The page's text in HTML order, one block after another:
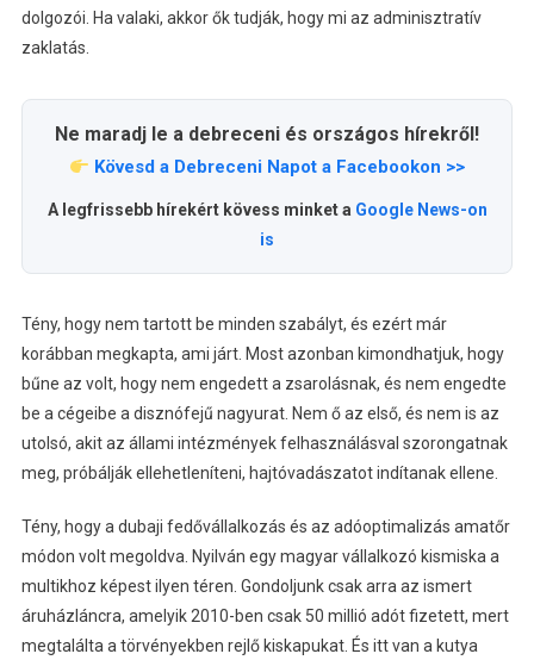
dolgozói. Ha valaki, akkor ők tudják, hogy mi az adminisztratív
zaklatás.
Ne maradj le a debreceni és országos hírekről!
Kövesd a Debreceni Napot a Facebookon >>
A legfrissebb hírekért kövess minket a Google News-on
is
Tény, hogy nem tartott be minden szabályt, és ezért már
korábban megkapta, ami járt. Most azonban kimondhatjuk, hogy
bűne az volt, hogy nem engedett a zsarolásnak, és nem engedte
be a cégeibe a disznófejű nagyurat. Nem ő az első, és nem is az
utolsó, akit az állami intézmények felhasználásval szorongatnak
meg, próbálják ellehetleníteni, hajtóvadászatot indítanak ellene.
Tény, hogy a dubaji fedővállalkozás és az adóoptimalizás amatőr
módon volt megoldva. Nyilván egy magyar vállalkozó kismiska a
multikhoz képest ilyen téren. Gondoljunk csak arra az ismert
áruházláncra, amelyik 2010-ben csak 50 millió adót fizetett, mert
megtalálta a törvényekben rejlő kiskapukat. És itt van a kutya